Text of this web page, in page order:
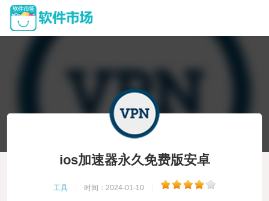
ios加速器永久免费版安卓
工具 时间：2024-01-10